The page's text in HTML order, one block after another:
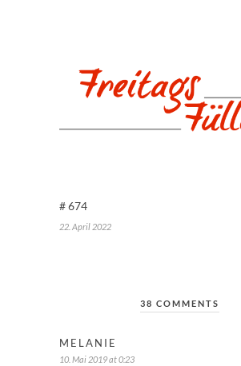
# 674
22. April 2022
38 COMMENTS
MELANIE
10. Mai 2019 at 0:23